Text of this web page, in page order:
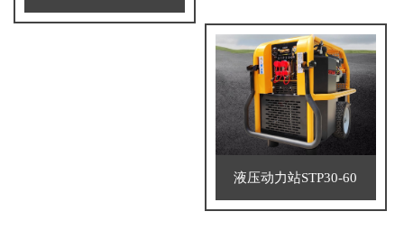
液压动力站STP30-60